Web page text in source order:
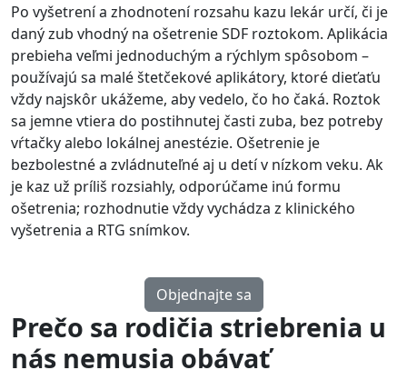
Po vyšetrení a zhodnotení rozsahu kazu lekár určí, či je
daný zub vhodný na ošetrenie SDF roztokom. Aplikácia
prebieha veľmi jednoduchým a rýchlym spôsobom –
používajú sa malé štetčekové aplikátory, ktoré dieťaťu
vždy najskôr ukážeme, aby vedelo, čo ho čaká. Roztok
sa jemne vtiera do postihnutej časti zuba, bez potreby
vŕtačky alebo lokálnej anestézie. Ošetrenie je
bezbolestné a zvládnuteľné aj u detí v nízkom veku. Ak
je kaz už príliš rozsiahly, odporúčame inú formu
ošetrenia; rozhodnutie vždy vychádza z klinického
vyšetrenia a RTG snímkov.
Objednajte sa
Prečo sa rodičia striebrenia u
nás nemusia obávať